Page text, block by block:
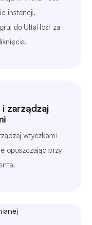
instancji.
do UltaHost za
zarządzaj
wtyczkami
opuszczając przy